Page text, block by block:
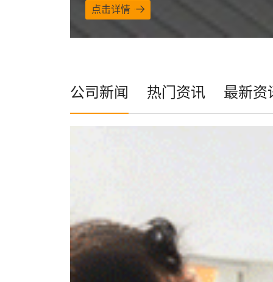
点击详情
公司新闻 热门资讯 最新资